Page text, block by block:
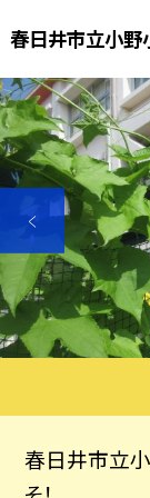
春日井市立小野
春日井市立